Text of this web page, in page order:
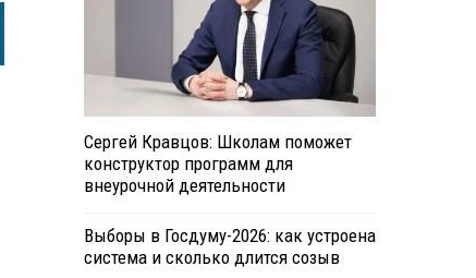
Сергей Кравцов: Школам поможет
конструктор программ для
внеурочной деятельности
Выборы в Госдуму-2026: как устроена
система и сколько длится созыв